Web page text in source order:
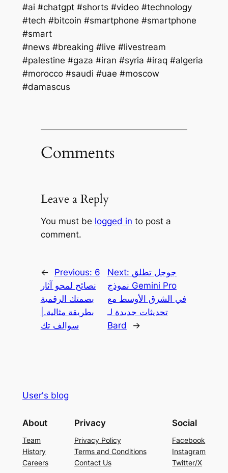
#ai #chatgpt #shorts #video #technology
#tech #bitcoin #smartphone #smartphone
#smart
#palestine #gaza #iran #syria #iraq #algeria
#morocco #saudi #uae #moscow
#damascus
Comments
Leave a Reply
You must be logged in to post a
comment.
← Previous: 6
نصائح لمحو آثار
بصمتك الرقمية
بطريقة مثالية.|
سوالف تك
Next: جوجل تطلق
نموذج Gemini Pro
في الشرق الأوسط مع
تحديثات جديدة لـ
Bard
→
User's blog
About
Team
History
Careers
Privacy
Privacy Policy
Terms and Conditions
Contact Us
Social
Facebook
Instagram
Twitter/X